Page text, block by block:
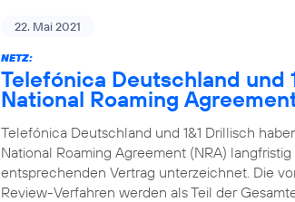
22. Mai 2021
NETZ:
Telefónica Deutschland und
National Roaming
Telefónica Deutschland und 1&1 Drillisch
National Roaming Agreement (NRA)
entsprechenden Vertrag unterzeichnet. Die
Review-Verfahren werden als Teil der